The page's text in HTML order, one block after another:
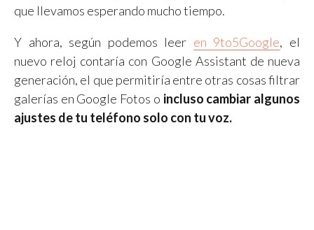
que llevamos esperando mucho tiempo.
Y ahora, según podemos leer en 9to5Google, el
nuevo reloj contaría con Google Assistant de nueva
generación, el que permitiría entre otras cosas filtrar
galerías en Google Fotos o incluso cambiar algunos
ajustes de tu teléfono solo con tu voz.